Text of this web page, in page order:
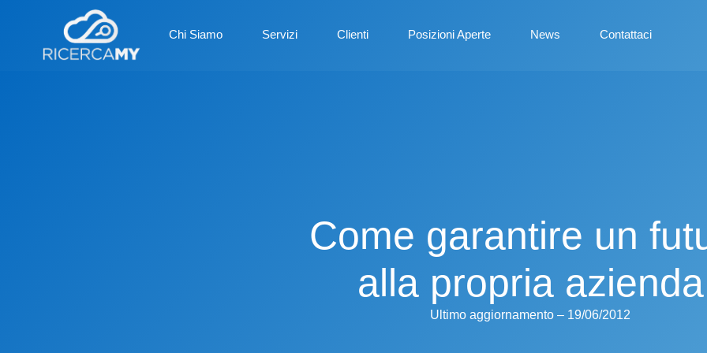
Chi Siamo Servizi Clienti Posizioni Aperte News Contattaci
Come garantire un
alla propria azienda
Ultimo aggiornamento – 19/06/2012